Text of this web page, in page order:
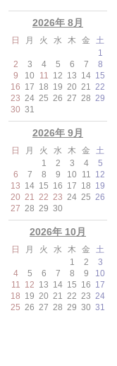
2026年 8月
日 月 火 水 木 金
土
1
2
3 4 5 6 7
8
9
10 11 12 13 14 15
16 17 18 19 20 21 22
23 24 25 26 27 28 29
30 31
2026年 9月
日 月 火 水 木 金
土
1
2 3 4
5
6
7 8 9 10 11 12
13 14 15 16 17 18 19
20 21 22 23 24 25 26
27 28 29 30
2026年 10月
日 月 火 水 木 金
土
1
2
3
4
5 6 7 8 9
10
11 12 13 14 15 16 17
18 19 20 21 22 23 24
25 26 27 28 29 30 31